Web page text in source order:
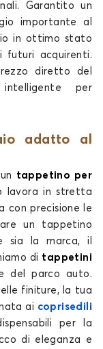
Garantito un
importante al
in ottimo stato
futuri acquirenti.
diretto del
per
adatto al
tappetino per
lavora in stretta
con precisione le
un tappetino
sia la marca, il
di tappetini
del parco auto.
finiture, la tua
ai coprisedili
per la
di eleganza e